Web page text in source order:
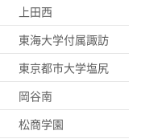
上田西
東海大学付属諏訪
東京都市大学塩尻
岡谷南
松商学園